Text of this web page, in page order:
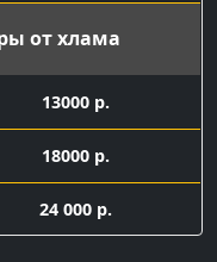
от хлама
13000 р.
18000 р.
24 000 р.